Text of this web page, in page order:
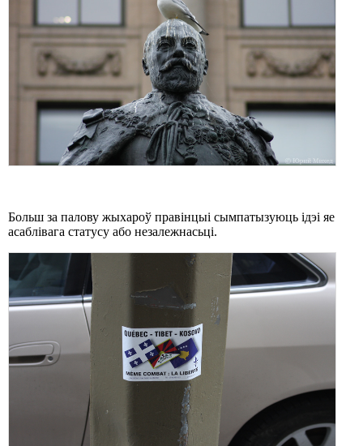
Больш за палову жыхароў правінцыі сымпатызуюць ідэі яе
асаблівага статусу або незалежнасьці.